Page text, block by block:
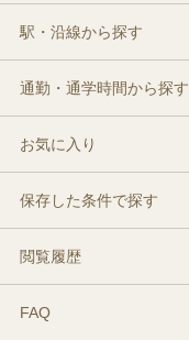
駅・沿線から探す
通勤・通学時間から探す
お気に入り
保存した条件で探す
閲覧履歴
FAQ